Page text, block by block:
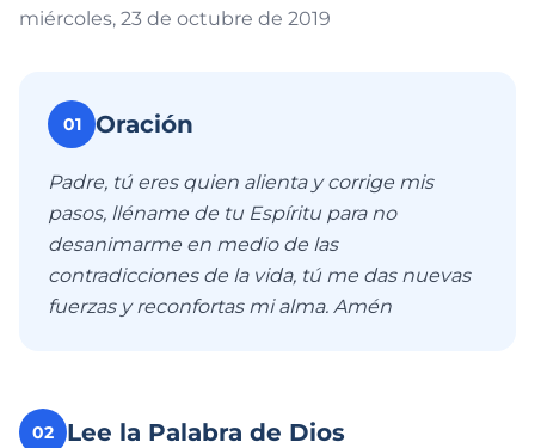
miércoles, 23 de octubre de 2019
01 Oración
Padre, tú eres quien alienta y corrige mis
pasos, lléname de tu Espíritu para no
desanimarme en medio de las
contradicciones de la vida, tú me das nuevas
fuerzas y reconfortas mi alma. Amén
02 Lee la Palabra de Dios